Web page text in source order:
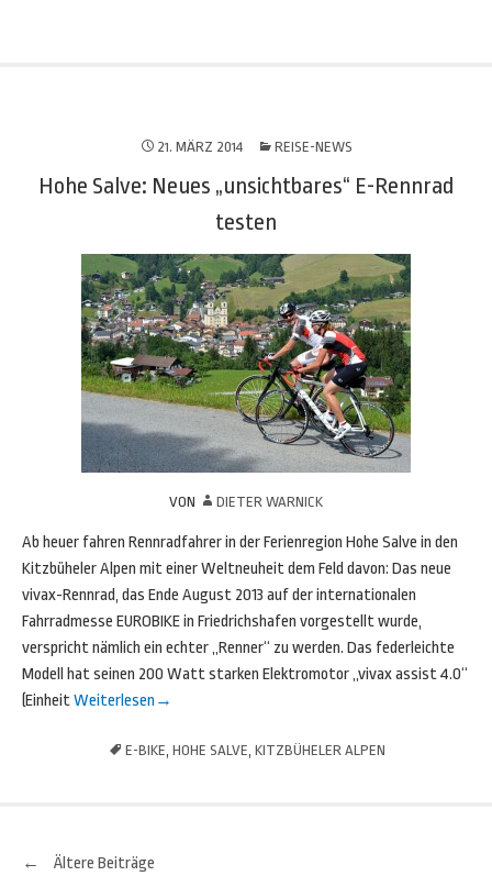
21. MÄRZ 2014 REISE-NEWS
Hohe Salve: Neues „unsichtbares“ E-Rennrad
testen
VON DIETER WARNICK
Ab heuer fahren Rennradfahrer in der Ferienregion Hohe Salve in den
Kitzbüheler Alpen mit einer Weltneuheit dem Feld davon: Das neue
vivax-Rennrad, das Ende August 2013 auf der internationalen
Fahrradmesse EUROBIKE in Friedrichshafen vorgestellt wurde,
verspricht nämlich ein echter „Renner“ zu werden. Das federleichte
Modell hat seinen 200 Watt starken Elektromotor „vivax assist 4.0“
(EinheitWeiterlesen →
E-BIKE, HOHE SALVE, KITZBÜHELER ALPEN
Beitrags-
← Ältere Beiträge